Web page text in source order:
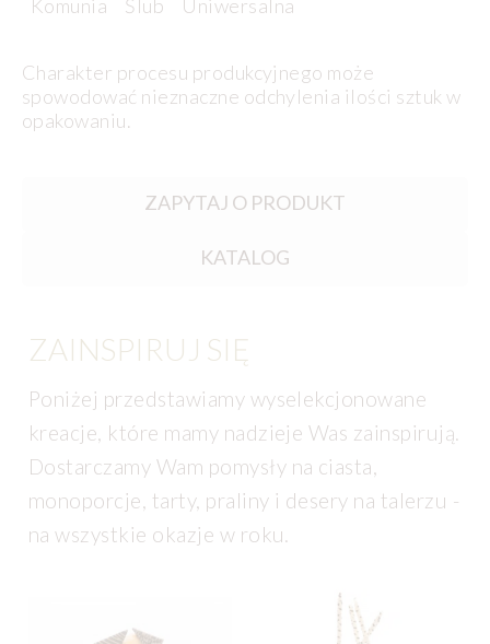
Komunia
Ślub Uniwersalna
Charakter procesu produkcyjnego może
spowodować nieznaczne odchylenia ilości sztuk w
opakowaniu.
ZAPYTAJ O PRODUKT
KATALOG
ZAINSPIRUJ SIĘ
Poniżej przedstawiamy wyselekcjonowane
kreacje, które mamy nadzieje Was zainspirują.
Dostarczamy Wam pomysły na ciasta,
monoporcje, tarty, praliny i desery na talerzu -
na wszystkie okazje w roku.